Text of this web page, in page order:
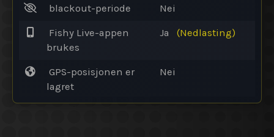
blackout-periode Nei
Fishy Live-appen
brukes
Ja (Nedlasting)
GPS-posisjonen er
lagret
Nei